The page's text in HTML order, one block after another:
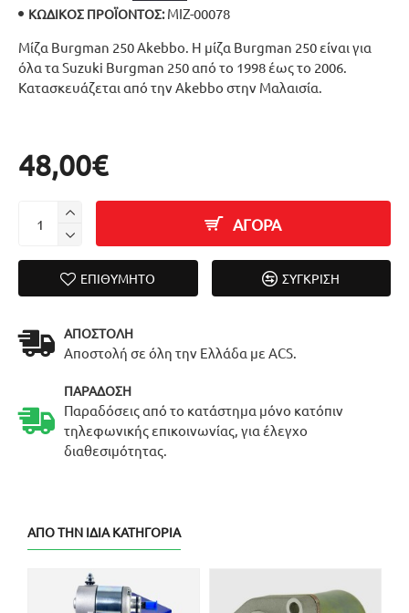
Μίζα Burgman 250 Akebbo. Η μίζα Burgman 250 είναι για
όλα τα Suzuki Burgman 250 από το 1998 έως το 2006.
Κατασκευάζεται από την Akebbo στην Μαλαισία.
ΚΩΔΙΚΌΣ ΠΡΟΪΌΝΤΟΣ: ΜΙΖ-00078
48,00€
ΑΓΟΡΑ
ΕΠΙΘΥΜΗΤΌ ΣΎΓΚΡΙΣΗ
ΑΠΟΣΤΟΛΉ
Αποστολή σε όλη την Ελλάδα με ACS.
ΠΑΡΆΔΟΣΗ
Παραδόσεις από το κατάστημα μόνο κατόπιν
τηλεφωνικής επικοινωνίας, για έλεγχο
διαθεσιμότητας.
ΑΠΌ ΤΗΝ ΊΔΙΑ ΚΑΤΗΓΟΡΊΑ